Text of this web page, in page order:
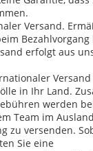
Versand.
Bezahlvorgang
erfolgt aus
in Ihr Land.
werden
Team im
zu versenden.
Sie eine